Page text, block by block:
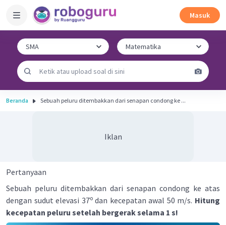
Masuk
Beranda Sebuah peluru ditembakkan dari senapan condong ke ...
Iklan
Pertanyaan
Sebuah peluru ditembakkan dari senapan condong ke atas
dengan sudut elevasi 37odan kecepatan awal 50 m/s. Hitung
kecepatan peluru setelah bergerak selama 1 s!